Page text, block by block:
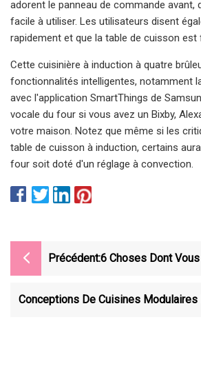
adorent le panneau de commande avant,
facile à utiliser. Les utilisateurs disent
rapidement et que la table de cuisson est
Cette cuisinière à induction à quatre
fonctionnalités intelligentes, notamment
avec l'application SmartThings de
vocale du four si vous avez un Bixby,
votre maison. Notez que même si les
table de cuisson à induction, certains
four soit doté d'un réglage à convection.
Précédent:6 Choses Dont
Temps Record
Conceptions De Cuisines Modulaires